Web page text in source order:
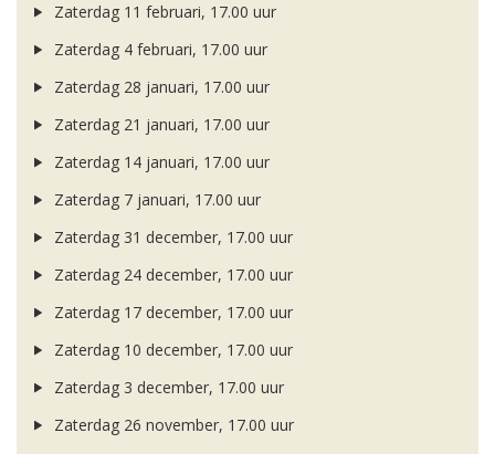
Zaterdag 11 februari, 17.00 uur
Zaterdag 4 februari, 17.00 uur
Zaterdag 28 januari, 17.00 uur
Zaterdag 21 januari, 17.00 uur
Zaterdag 14 januari, 17.00 uur
Zaterdag 7 januari, 17.00 uur
Zaterdag 31 december, 17.00 uur
Zaterdag 24 december, 17.00 uur
Zaterdag 17 december, 17.00 uur
Zaterdag 10 december, 17.00 uur
Zaterdag 3 december, 17.00 uur
Zaterdag 26 november, 17.00 uur